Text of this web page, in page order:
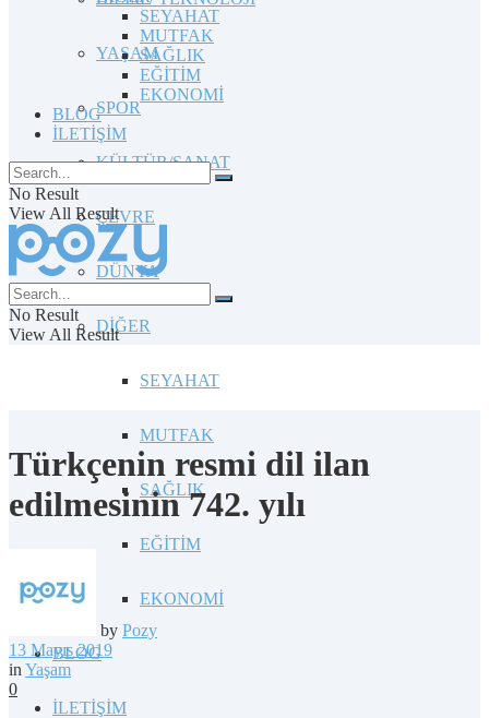
YAŞAM
SPOR
KÜLTÜR/SANAT
ÇEVRE
DÜNYA
DİĞER
SEYAHAT
MUTFAK
SAĞLIK
EĞİTİM
EKONOMİ
BLOG
İLETİŞİM
SEYAHAT
MUTFAK
SAĞLIK
EĞİTİM
EKONOMİ
BLOG
İLETİŞİM
No Result
View All Result
No Result
View All Result
Türkçenin resmi dil ilan
edilmesinin 742. yılı
by Pozy
13 Mayıs 2019
in Yaşam
0